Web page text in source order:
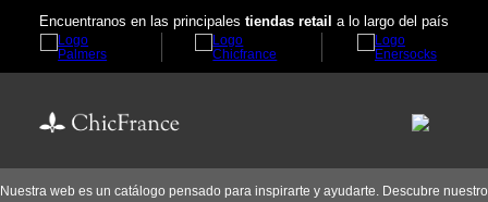
Encuentranos en las principales tiendas retail a lo largo del país
Nuestra web es un catálogo pensado para inspirarte y ayudarte. Descubre nuestro